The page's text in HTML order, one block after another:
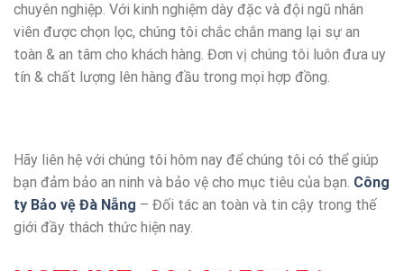
chuyên nghiệp. Với kinh nghiệm dày đặc và đội ngũ nhân
viên được chọn lọc, chúng tôi chắc chắn mang lại sự an
toàn & an tâm cho khách hàng. Đơn vị chúng tôi luôn đưa uy
tín & chất lượng lên hàng đầu trong mọi hợp đồng.
Hãy liên hệ với chúng tôi hôm nay để chúng tôi có thể giúp
bạn đảm bảo an ninh và bảo vệ cho mục tiêu của bạn. Công
ty Bảo vệ Đà Nẵng – Đối tác an toàn và tin cậy trong thế
giới đầy thách thức hiện nay.